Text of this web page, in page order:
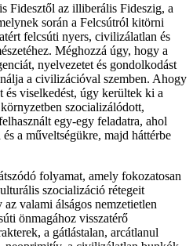
Fidesztől az illiberális Fideszig, a
során a Felcsútról kitörni
felcsúti nyers, civilizálatlan és
Méghozzá úgy, hogy a
nyelvezetet és gondolkodást
a civilizációval szemben. Ahogy
és viselkedést, úgy kerültek ki a
szocializálódott,
egy-egy feladatra, ahol
a műveltségükre, majd háttérbe
folyamat, amely fokozatosan
szocializáció rétegeit
valami álságos nemzetietlen
önmagához visszatérő
a gátlástalan, arcátlanul